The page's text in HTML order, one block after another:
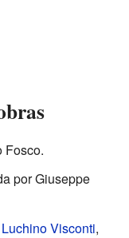
Fosco.
por Giuseppe
Luchino Visconti,